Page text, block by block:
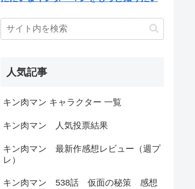
人気記事
キン肉マン キャラクター 一覧
キン肉マン 人気投票結果
キン肉マン 最新作感想レビュー（週プ
レ）
キン肉マン 538話 仮面の秘策 感想